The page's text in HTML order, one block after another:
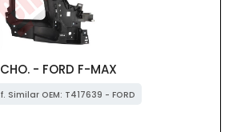
- FORD F-MAX
Similar OEM: T417639 - FORD